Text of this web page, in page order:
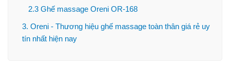
2.3 Ghế massage Oreni OR-168
3. Oreni - Thương hiệu ghế massage toàn thân giá rẻ uy
tín nhất hiện nay